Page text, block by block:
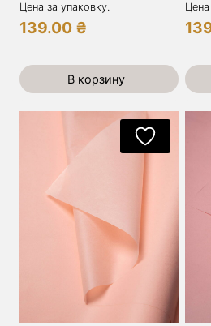
Цена за упаковку.
139.00 ₴
В корзину